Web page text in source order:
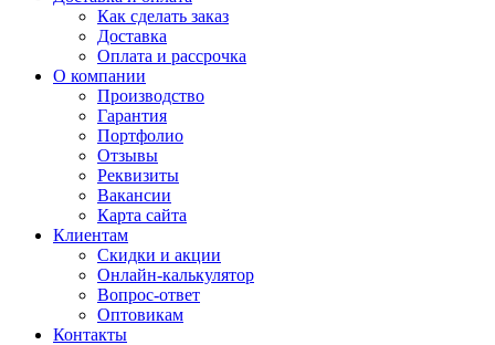
Как сделать заказ
Доставка
Оплата и рассрочка
О компании
Производство
Гарантия
Портфолио
Отзывы
Реквизиты
Вакансии
Карта сайта
Клиентам
Скидки и акции
Онлайн-калькулятор
Вопрос-ответ
Оптовикам
Контакты